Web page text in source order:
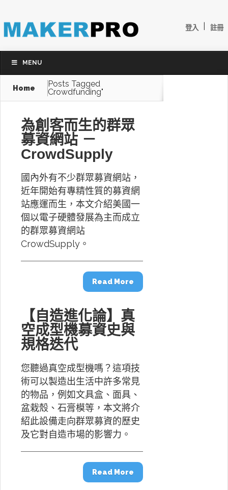
登入 註冊
MENU
Home
Posts Tagged
Crowdfunding"
為創客而生的群眾
募資網站 －
CrowdSupply
國內外有不少群眾募資網站，
近年開始有專精性質的募資網
站應運而生，本文介紹美國一
個以電子硬體發展為主而成立
的群眾募資網站
CrowdSupply。
Read More
【自造進化論】真
空成型機募資史與
規格迭代
您聽過真空成型機嗎？這項技
術可以製造出生活中許多常見
的物品，例如文具盒、面具、
盆栽殼、石膏模等，本文將介
紹此設備走向群眾募資的歷史
及它對自造市場的影響力。
Read More